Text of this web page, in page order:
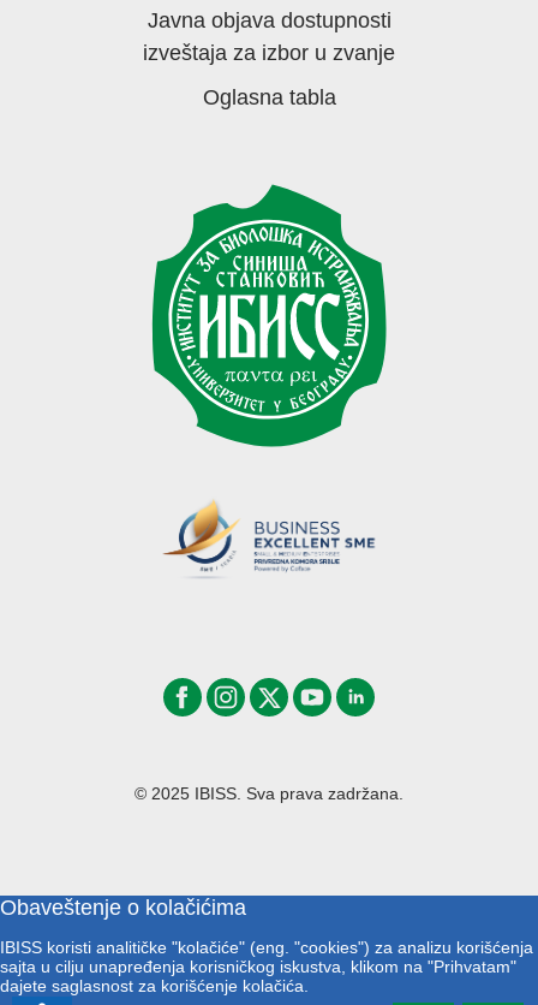
Javna objava dostupnosti
izveštaja za izbor u zvanje
Oglasna tabla
© 2025 IBISS. Sva prava zadržana.
Obaveštenje o kolačićima
IBISS koristi analitičke "kolačiće" (eng. "cookies") za analizu korišćenja
sajta u cilju unapređenja korisničkog iskustva, klikom na "Prihvatam"
dajete saglasnost za korišćenje kolačića.